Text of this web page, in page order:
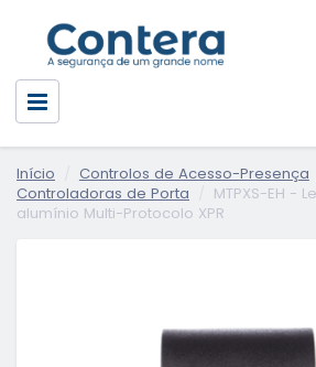
Início Controlos de Acesso-Presença
Controladoras de Porta
MTPXS-EH -
alumínio Multi-Protocolo XPR